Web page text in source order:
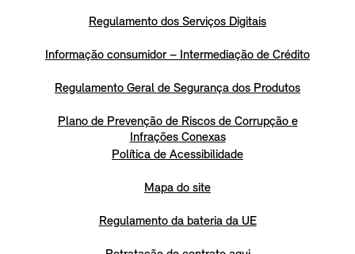
Regulamento dos Serviços Digitais
Informação consumidor – Intermediação de Crédito
Regulamento Geral de Segurança dos Produtos
Plano de Prevenção de Riscos de Corrupção e
Infrações Conexas
Política de Acessibilidade
Mapa do site
Regulamento da bateria da UE